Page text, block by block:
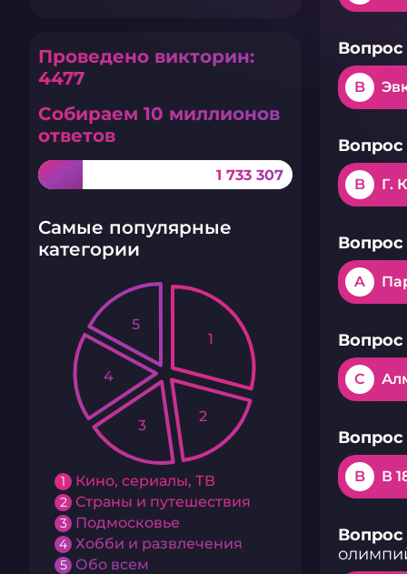
Проведено викторин:
4477
Собираем 10 миллионов
ответов
1 733 307
Самые популярные
категории
1 Кино, сериалы, ТВ
2 Страны и путешествия
3 Подмосковье
4 Хобби и развлечения
5 Обо всем
1
2
3
4
5
Вопрос
B
Вопрос
B Г.
Вопрос
A
Вопрос
C
Вопрос
B В
Вопрос